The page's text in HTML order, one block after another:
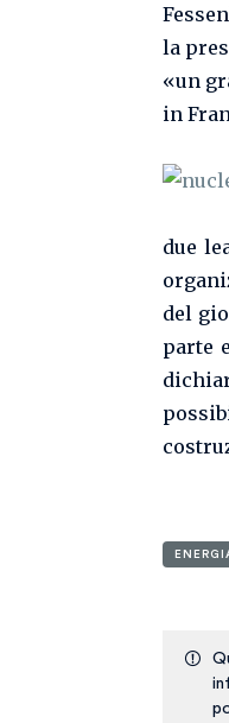
la
«un
in
due
del
parte